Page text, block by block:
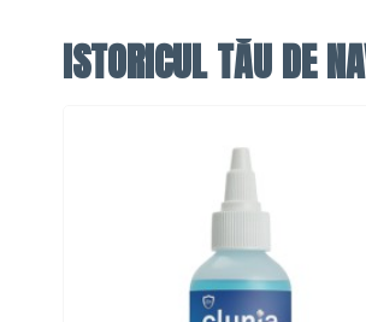
ISTORICUL TĂU DE